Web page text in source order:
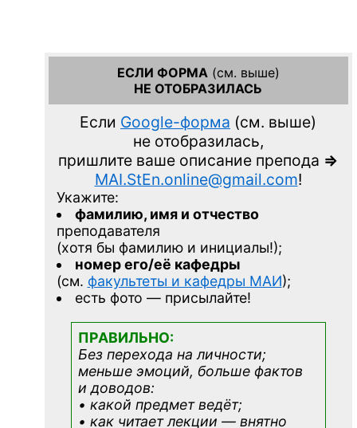
ЕСЛИ ФОРМА (см. выше)
НЕ ОТОБРАЗИЛАСЬ
Если Google-форма (см. выше)
не отобразилась,
пришлите ваше описание препода =>
MAI.StEn.online@gmail.com!
Укажите:
фамилию, имя и отчество
преподавателя
(хотя бы фамилию и инициалы!);
номер его/её кафедры
(см. факультеты и кафедры МАИ);
есть фото — присылайте!
ПРАВИЛЬНО:
Без перехода на личности;
меньше эмоций, больше фактов
и доводов:
• какой предмет ведёт;
• как читает лекции — внятно